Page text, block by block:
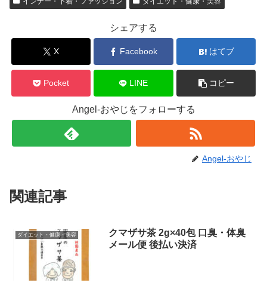
シェアする
X Facebook はてブ
Pocket LINE コピー
Angel-おやじをフォローする
Angel-おやじ
関連記事
ダイエット・健康・美容
クマザサ茶 2g×40包 口臭・体臭
メール便 後払い決済